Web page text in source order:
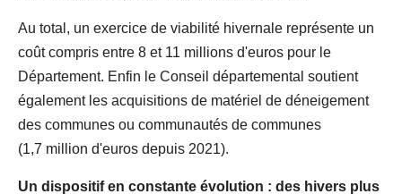
Au total, un exercice de viabilité hivernale représente un
coût compris entre 8 et 11 millions d'euros pour le
Département. Enfin le Conseil départemental soutient
également les acquisitions de matériel de déneigement
des communes ou communautés de communes
(1,7 million d'euros depuis 2021).
Un dispositif en constante évolution : des hivers plus